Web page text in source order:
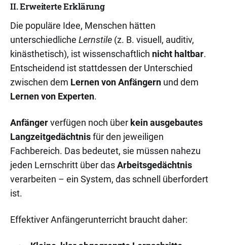
II. Erweiterte Erklärung
Die populäre Idee, Menschen hätten
unterschiedliche Lernstile (z. B. visuell, auditiv,
kinästhetisch), ist wissenschaftlich nicht haltbar.
Entscheidend ist stattdessen der Unterschied
zwischen dem Lernen von Anfängern und dem
Lernen von Experten.
Anfängerverfügen noch über kein ausgebautes
Langzeitgedächtnisfür den jeweiligen
Fachbereich. Das bedeutet, sie müssen nahezu
jeden Lernschritt über dasArbeitsgedächtnis
verarbeiten – ein System, das schnell überfordert
ist.
Effektiver Anfängerunterricht braucht daher: